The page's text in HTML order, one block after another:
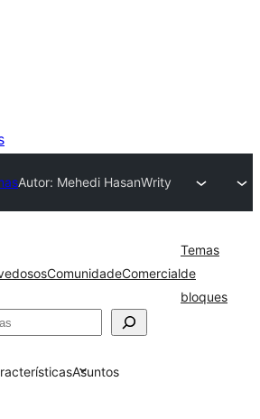
Autor: Mehedi HasanWrity
ComunidadeComercial
Temas
de
bloques
Asuntos